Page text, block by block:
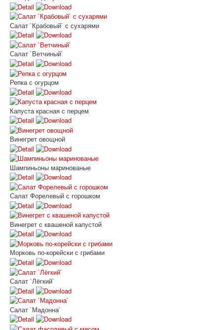
Салат `Крабовый` с сухарями
Салат `Ветчиный`
Репка с огурцом
Капуста красная с перцем
Винегрет овощной
Шампиньоны маринованые
Салат Форелевый с горошком
Винегрет c квашеной капустой
Морковь по-корейски с грибами
Салат `Лёгкий`
Салат `Мадонна`